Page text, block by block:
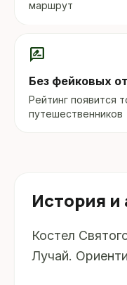
маршрут
rate_review
Без фейковых
Рейтинг появится
путешественников
История и
Костел
Лучай.